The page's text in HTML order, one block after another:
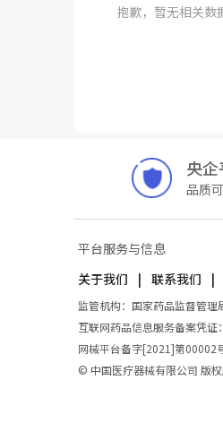
抱歉，暂无相关数
央
品质
平台服务与信息
关于我们
联系我们
监管机构：国家药品监督管
互联网药品信息服务备案凭
网械平台备字[2021]第00002
© 中国医疗器械有限公司 版